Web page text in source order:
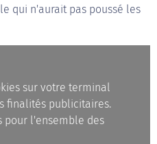
qui n'aurait pas poussé les
sur votre terminal
finalités publicitaires.
pour l'ensemble des